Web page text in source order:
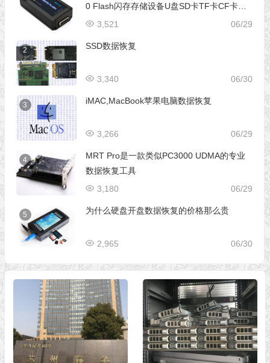
0 Flash闪存存储设备U盘SD卡TF卡CF卡芯
片级数据恢复设备
06/29
3,521
2 SSD数据恢复
06/30
3,340
3 iMAC,MacBook苹果电脑数据恢复
06/29
3,266
4
MRT Pro是一款类似PC3000 UDMA的专业
数据恢复工具
06/29
3,180
5 为什么硬盘开盘数据恢复的价格那么贵
06/30
2,965